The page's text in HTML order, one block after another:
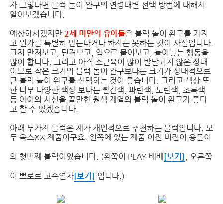
자 그렇다면 블럭 놀이 완구의 연령대별 선택 방법에 대해서
알아보겠습니다.
예상하시겠지만 2세 미만의 유아들은 블럭 놀이 완구를 가지
고 뭔가를 특별히 만든다거나 하지는 못하는 것이 사실입니다.
그저 만져보고, 던져보고, 입으로 물어보고, 늘어놓는 행동을
많이 합니다. 그리고 아직 소근육이 많이 발달되지 않은 상태
이므로 작은 크기의 블럭 놀이 완구보다는 크기가 상대적으로
큰 블럭 놀이 완구를 선택하는 것이 좋습니다. 그리고 색상 또
한 너무 다양한 색상 보다는 빨간색, 파란색, 노란색, 초록색
등 아이의 시선을 끌만한 원색 계열의 블럭 놀이 완구가 좋다
고 할 수 있겠습니다.
아래 두가지 블럭은 제가 개인적으로 추천하는 블럭입니다. 모
두 옥스XX 제품이구요. 왼쪽에 있는 제품 이전 버전이 용돌이
의 첫번째 블럭이었습니다. (왼쪽이 PLAY 베베 [보기] , 오른쪽
이 뽀로로 고속열차[보기] 입니다.)